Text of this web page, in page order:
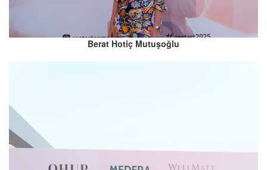
Berat Hotiç Mutuşoğlu